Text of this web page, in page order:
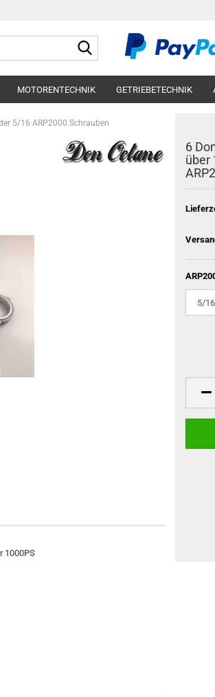
Suche...
MOTORENTECHNIK GETRIEBETECHNIK
5/16 ARP2000 Schrauben
6
über
1000PS